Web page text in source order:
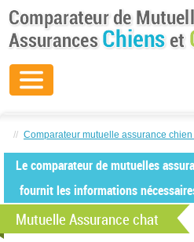
// Comparateur mutuelle assurance chien
Le comparateur de mutuelles
fournit les informations
Mutuelle Assurance chat